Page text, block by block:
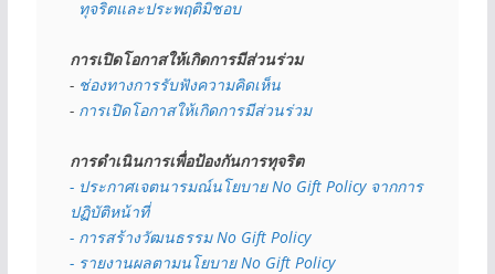
  ทุจริตและประพฤติมิชอบ
การเปิดโอกาสให้เกิดการมีส่วนร่วม
- ช่องทางการรับฟังความคิดเห็น
- การเปิดโอกาสให้เกิดการมีส่วนร่วม
การดำเนินการเพื่อป้องกันการทุจริต
- ประกาศเจตนารมณ์นโยบาย No Gift Policy จากการ
ปฏิบัติหน้าที่
- การสร้างวัฒนธรรม No Gift Policy
- รายงานผลตามนโยบาย No Gift Policy